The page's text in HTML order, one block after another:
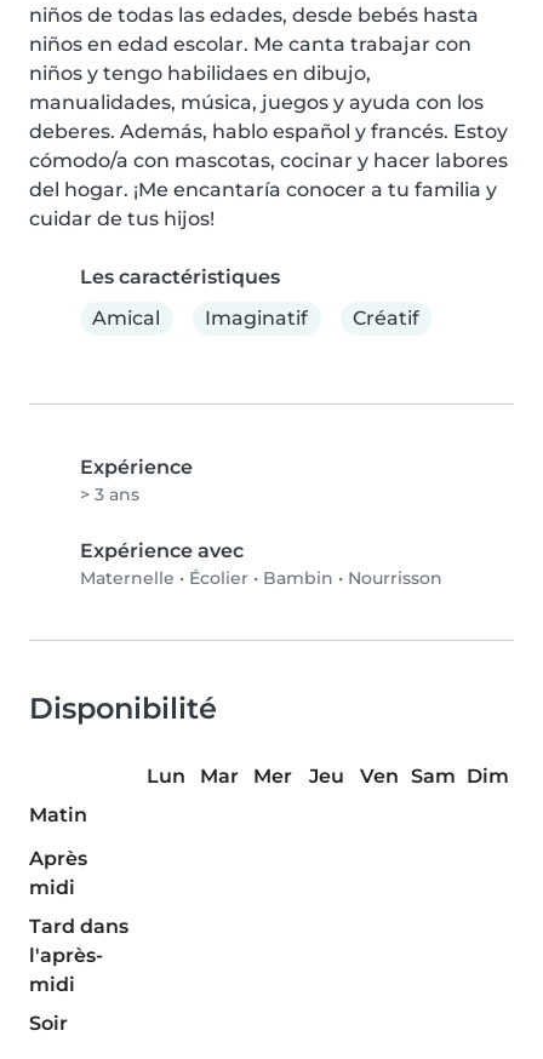
niños de todas las edades, desde bebés hasta
niños en edad escolar. Me canta trabajar con
niños y tengo habilidaes en dibujo,
manualidades, música, juegos y ayuda con los
deberes. Además, hablo español y francés. Estoy
cómodo/a con mascotas, cocinar y hacer labores
del hogar. ¡Me encantaría conocer a tu familia y
cuidar de tus hijos!
Les caractéristiques
Amical
Imaginatif Créatif
Expérience
> 3 ans
Expérience avec
Maternelle • Écolier • Bambin • Nourrisson
Disponibilité
Lun Mar Mer Jeu Ven Sam Dim
Matin
Après
midi
Tard dans
l'après-
midi
Soir